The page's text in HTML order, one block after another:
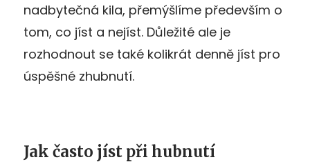
nadbytečná kila, přemýšlíme především o
tom, co jíst a nejíst. Důležité ale je
rozhodnout se také kolikrát denně jíst pro
úspěšné zhubnutí.
Jak často jíst při hubnutí